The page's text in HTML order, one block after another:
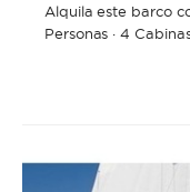
Alquila este barco
Personas ·4